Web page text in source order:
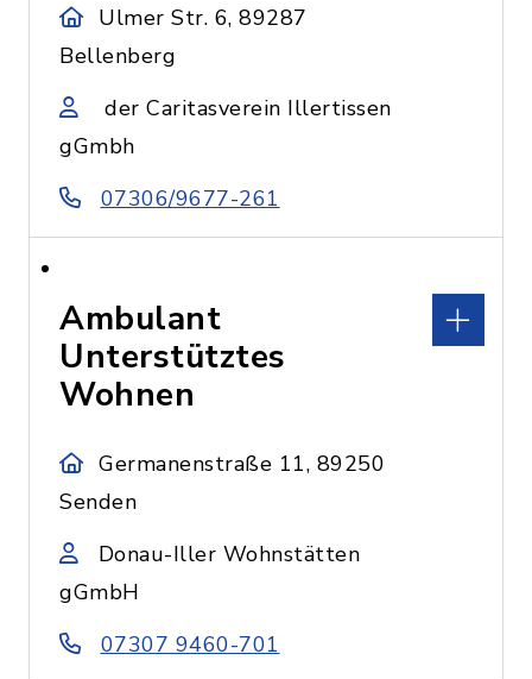
Ulmer Str. 6, 89287
Bellenberg
der Caritasverein Illertissen
gGmbh
07306/9677-261
Ambulant
Unterstütztes
Wohnen
Germanenstraße 11, 89250
Senden
Donau-Iller Wohnstätten
gGmbH
07307 9460-701